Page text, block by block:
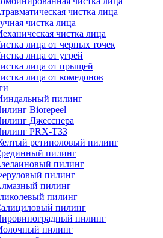
чистка лица
чистка лица
чистка лица
лица от черных точек
лица от угрей
лица от прыщей
лица от комедонов
пилинг
Biorepeel
Джесснера
PRX-T33
ретиноловый пилинг
пилинг
пилинг
пилинг
пилинг
пилинг
пилинг
пилинг
пилинг